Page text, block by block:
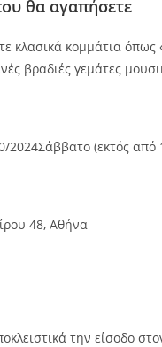
θα αγαπήσετε
κλασικά κομμάτια όπως
βραδιές γεμάτες
2024Σάββατο (εκτός
48, Αθήνα
την είσοδο